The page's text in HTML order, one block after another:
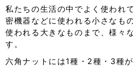
私たちの生活の中でよく使われ
密機器などに使われる小さなも
使われる大きなものまで、様々
す。
六角ナットには1種・2種・3種